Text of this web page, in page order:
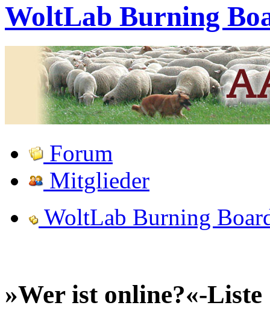
WoltLab Burning
Forum
Mitglieder
WoltLab Burning
»Wer ist online?«-Liste